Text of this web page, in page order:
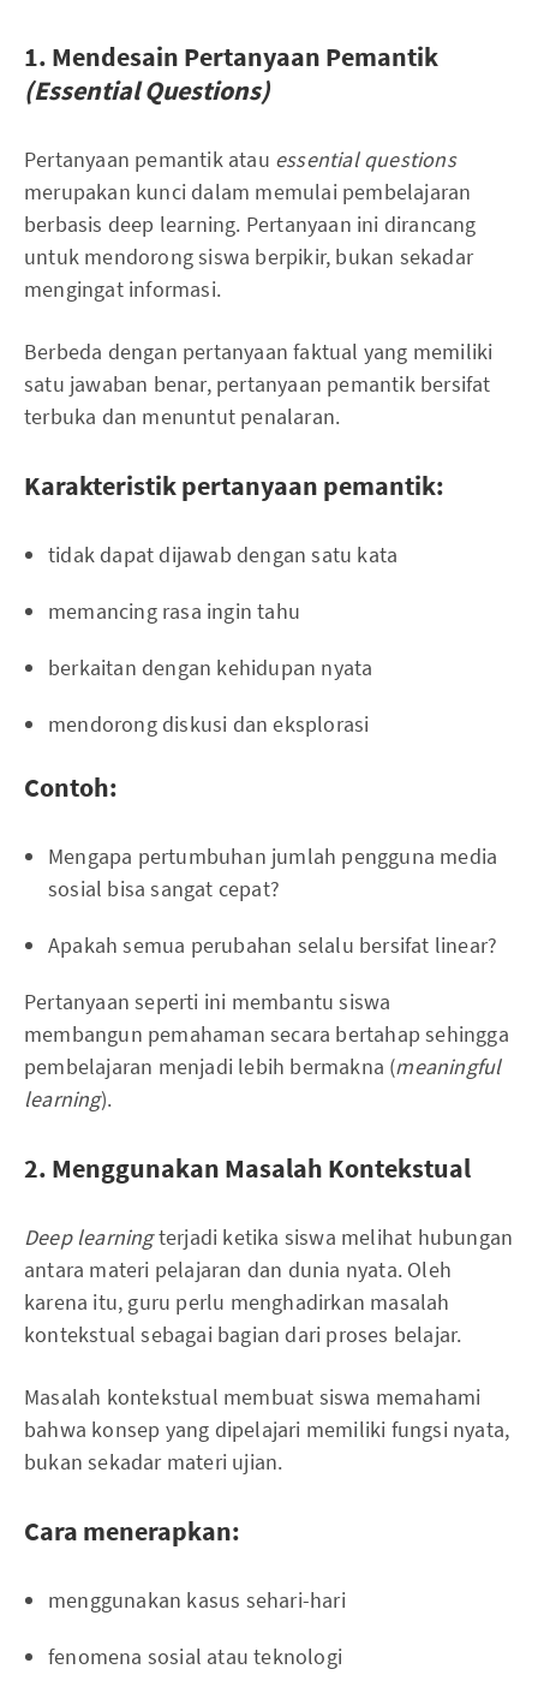
1. Mendesain Pertanyaan Pemantik
(Essential Questions)
Pertanyaan pemantik atau essential questions
merupakan kunci dalam memulai pembelajaran
berbasis deep learning. Pertanyaan ini dirancang
untuk mendorong siswa berpikir, bukan sekadar
mengingat informasi.
Berbeda dengan pertanyaan faktual yang memiliki
satu jawaban benar, pertanyaan pemantik bersifat
terbuka dan menuntut penalaran.
Karakteristik pertanyaan pemantik:
tidak dapat dijawab dengan satu kata
memancing rasa ingin tahu
berkaitan dengan kehidupan nyata
mendorong diskusi dan eksplorasi
Contoh:
Mengapa pertumbuhan jumlah pengguna media
sosial bisa sangat cepat?
Apakah semua perubahan selalu bersifat linear?
Pertanyaan seperti ini membantu siswa
membangun pemahaman secara bertahap sehingga
pembelajaran menjadi lebih bermakna (meaningful
learning).
2. Menggunakan Masalah Kontekstual
Deep learningterjadi ketika siswa melihat hubungan
antara materi pelajaran dan dunia nyata. Oleh
karena itu, guru perlu menghadirkan masalah
kontekstual sebagai bagian dari proses belajar.
Masalah kontekstual membuat siswa memahami
bahwa konsep yang dipelajari memiliki fungsi nyata,
bukan sekadar materi ujian.
Cara menerapkan:
menggunakan kasus sehari-hari
fenomena sosial atau teknologi